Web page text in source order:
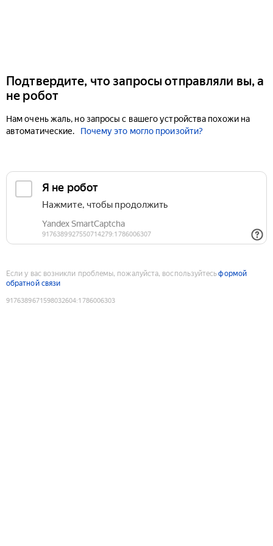
Подтвердите, что запросы отправляли вы, а
не робот
Нам очень жаль, но запросы с вашего устройства похожи на
автоматические.
Почему это могло произойти?
Если у вас возникли проблемы, пожалуйста, воспользуйтесьформой
обратной связи
9176389671598032604:1786006303